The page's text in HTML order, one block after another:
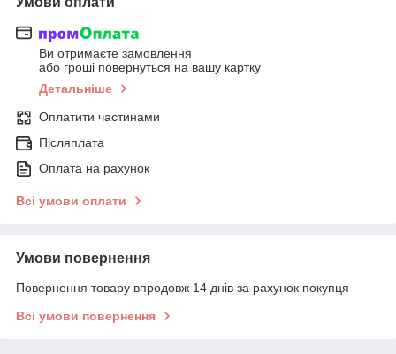
Ви отримаєте замовлення
або гроші повернуться на вашу картку
Детальніше
Оплатити частинами
Післяплата
Оплата на рахунок
Всі умови оплати
Умови повернення
Повернення товару впродовж 14 днів за рахунок покупця
Всі умови повернення